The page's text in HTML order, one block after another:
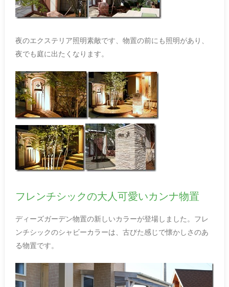
夜のエクステリア照明素敵です、物置の前にも照明があり、
夜でも庭に出たくなります。
フレンチシックの大人可愛いカンナ物置
ディーズガーデン物置の新しいカラーが登場しました。フレ
ンチシックのシャビーカラーは、古びた感じで懐かしさのあ
る物置です。